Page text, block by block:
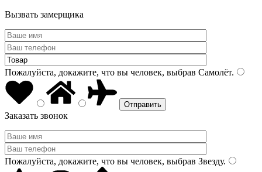
Вызвать замерщика
Пожалуйста, докажите, что вы человек, выбрав Самолёт.
Заказать звонок
Пожалуйста, докажите, что вы человек, выбрав Звезду.